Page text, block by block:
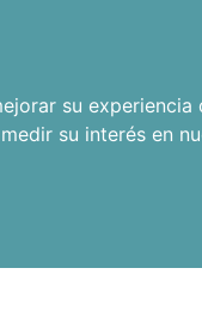
su experiencia
medir su interés en